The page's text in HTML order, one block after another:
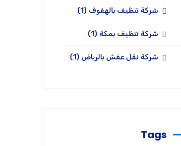
شركة تنظيف بالهفوف (1)
شركة تنظيف بمكة (1)
شركة نقل عفش بالرياض (1)
Tags